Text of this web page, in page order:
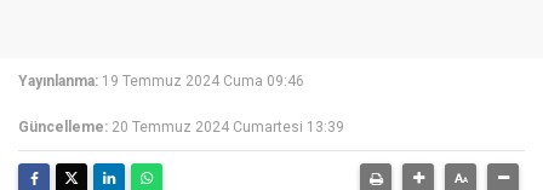
Yayınlanma: 19 Temmuz 2024 Cuma 09:46
Güncelleme: 20 Temmuz 2024 Cumartesi 13:39